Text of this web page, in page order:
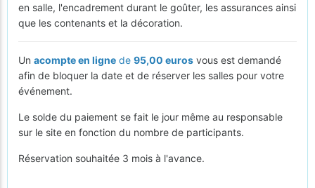
en salle, l'encadrement durant le goûter, les assurances ainsi
que les contenants et la décoration.
Un acompte en ligne de 95,00 euros vous est demandé
afin de bloquer la date et de réserver les salles pour votre
événement.
Le solde du paiement se fait le jour même au responsable
sur le site en fonction du nombre de participants.
Réservation souhaitée 3 mois à l'avance.